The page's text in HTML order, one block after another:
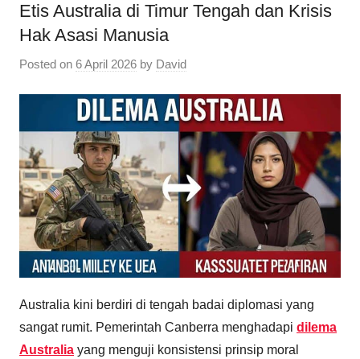
Etis Australia di Timur Tengah dan Krisis
Hak Asasi Manusia
Posted on 6 April 2026 by David
Australia kini berdiri di tengah badai diplomasi yang
sangat rumit. Pemerintah Canberra menghadapi dilema
Australia yang menguji konsistensi prinsip moral